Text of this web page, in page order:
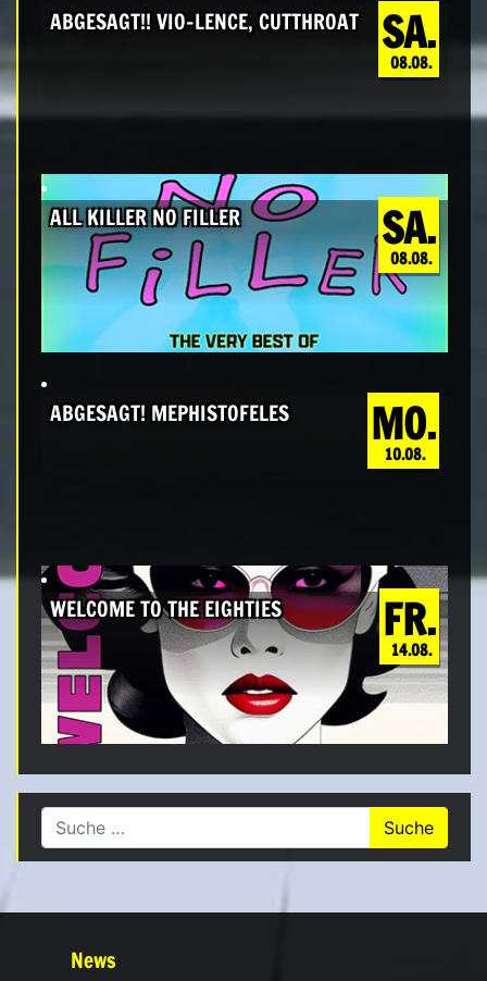
SA.
08.08.
ABGESAGT!! VIO-LENCE, CUTTHROAT
SA.
08.08.
ALL KILLER NO FILLER
MO.
10.08.
ABGESAGT! MEPHISTOFELES
FR.
14.08.
WELCOME TO THE EIGHTIES
Suche nach:
News